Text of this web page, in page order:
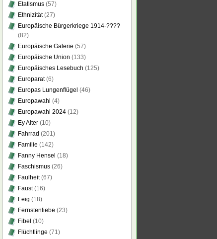
Etatismus (57)
Ethnizität(27)
Europäische Bürgerkriege 1914-????
(82)
Europäische Galerie (57)
Europäische Union (133)
Europäisches Lesebuch (125)
Europarat(6)
Europas Lungenflügel (46)
Europawahl (4)
Europawahl 2024 (12)
Ey Alter (10)
Fahrrad (201)
Familie (142)
Fanny Hensel (18)
Faschismus (26)
Faulheit(67)
Faust(16)
Feig (18)
Fernstenliebe (23)
Fibel (10)
Flüchtlinge (71)